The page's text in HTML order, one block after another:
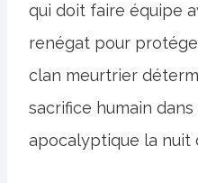
qui doit faire équipe
renégat pour
clan meurtrier
sacrifice humain
apocalyptique la nuit